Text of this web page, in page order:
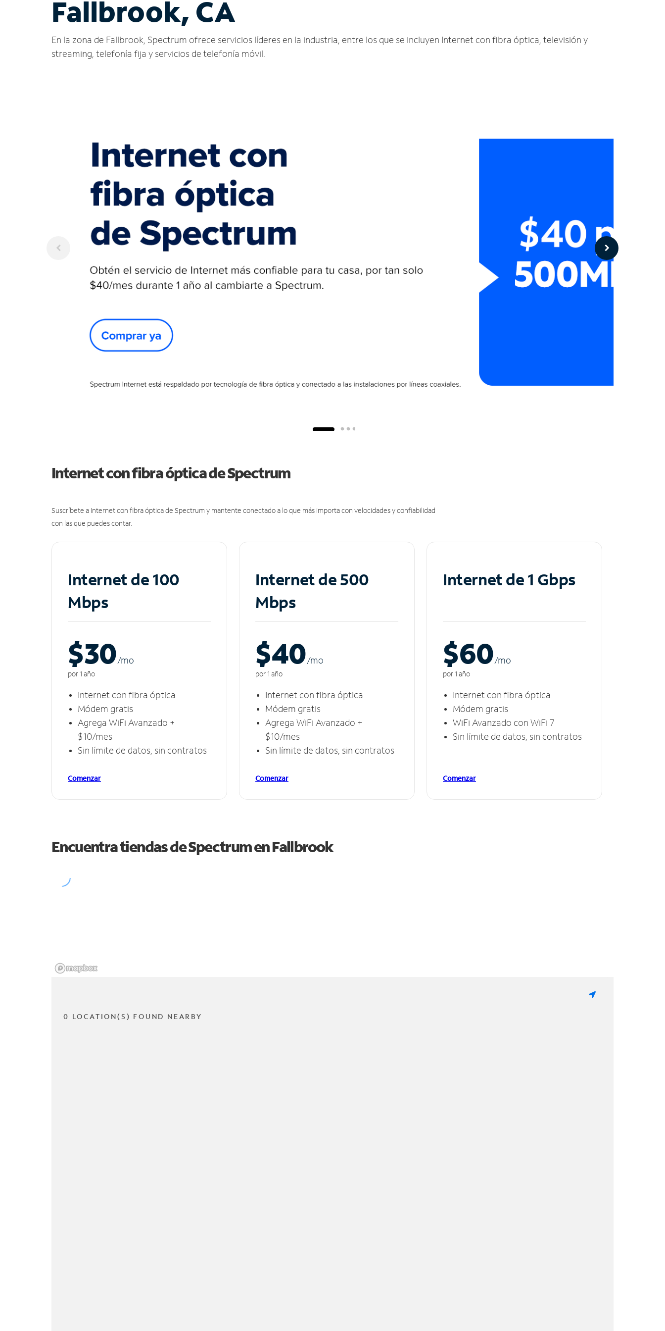
Fallbrook, CA
En la zona de Fallbrook, Spectrum ofrece servicios líderes en la industria, entre los que se incluyen Internet con fibra óptica, televisión y
streaming, telefonía fija y servicios de telefonía móvil.
Internet con fibra óptica de Spectrum
Suscríbete a Internet con fibra óptica de Spectrum y mantente conectado a lo que más importa con velocidades y confiabilidad
con las que puedes contar.
Internet de 100
Mbps
$30/mo
por 1 año
Internet con fibra óptica
Módem gratis
Agrega WiFi Avanzado +
$10/mes
Sin límite de datos, sin contratos
Comenzar
Internet de 500
Mbps
$40/mo
por 1 año
Internet con fibra óptica
Módem gratis
Agrega WiFi Avanzado +
$10/mes
Sin límite de datos, sin contratos
Comenzar
Internet de 1 Gbps
$60/mo
por 1 año
Internet con fibra óptica
Módem gratis
WiFi Avanzado con WiFi 7
Sin límite de datos, sin contratos
Comenzar
Encuentra tiendas de Spectrum enFallbrook
0 LOCATION(S) FOUND NEARBY